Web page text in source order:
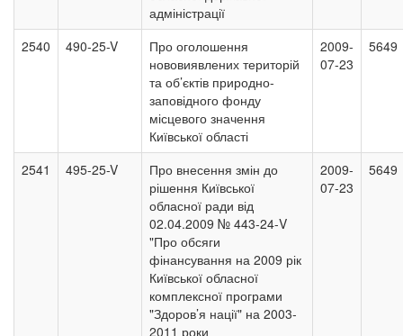
адміністрації
2540 490-25-V
Про оголошення
нововиявлених територій
та об’єктів природно-
заповідного фонду
місцевого значення
Київської області
2009-
07-23
5649
2541 495-25-V
Про внесення змін до
рішення Київської
обласної ради від
02.04.2009 № 443-24-V
"Про обсяги
фінансування на 2009 рік
Київської обласної
комплексної програми
"Здоров’я нації" на 2003-
2011 роки
2009-
07-23
5649